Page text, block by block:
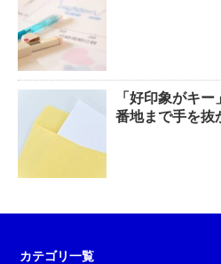
「好印象がキ
番地まで手を抜
カテゴリ一覧